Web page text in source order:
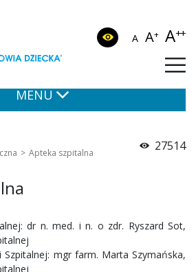
A A+ A++
MENU
Apteka szpitalna 27514
dr n. med. i n. o zdr. Ryszard Sot,
Szpitalnej: mgr farm. Marta Szymańska,